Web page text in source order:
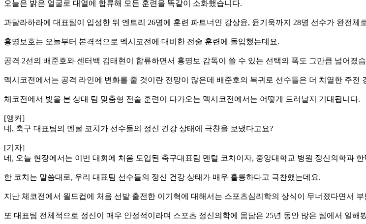
오늘은 밝은 얼굴로 대열에 합류해 모든 훈련을 똑같이 소화했습니다.
과달라하라에 대표팀이 입성한 뒤 엔트리 26명에 훈련 파트너인 강상윤, 윤기욱까지 28명 선수가 완전체
홍명보호는 오늘부터 본격적으로 멕시코전에 대비한 전술 훈련에 돌입했는데요.
공격 2선의 배준호와 센터백 김태현이 합류하면서 홍명보 감독이 쓸 수 있는 선택의 폭도 그만큼 넓어졌
멕시코전에서는 공격 라인에 변화를 줄 것이란 전망이 많은데 배준호의 복귀로 선수들은 더 치열한 주전
체코전에서 빛을 본 상대 팀 맞춤형 전술 훈련이 다가오는 멕시코전에서는 어떻게 드러날지 기대됩니다.
[앵커]
네, 축구 대표팀의 멘털 코치가 선수들의 정신 건강 상태에 극찬을 보냈다고요?
[기자]
네, 오늘 현장에서는 이번 대회에 처음 도입된 축구대표팀 멘털 코치이자, 중앙대학교 병원 정신의학과
한 코치는 말씀대로, 우리 대표팀 선수들의 정신 건강 상태가 매우 훌륭하다고 극찬했는데요.
지난 체코전에서 월드컵에 처음 선발 출전한 이기혁에 대해서는 스포츠심리학의 상식이 무너졌다면서
또 대표팀 전체적으로 정신이 매우 안정적이라며 스포츠 정신의학에 몸담은 25년 동안 많은 팀에서 일